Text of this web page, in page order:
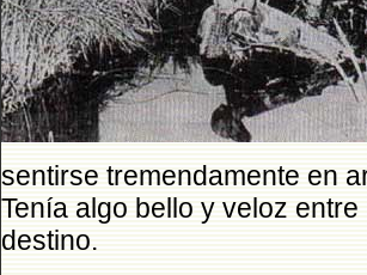
sentirse tremendamente en
Tenía algo bello y veloz
destino.